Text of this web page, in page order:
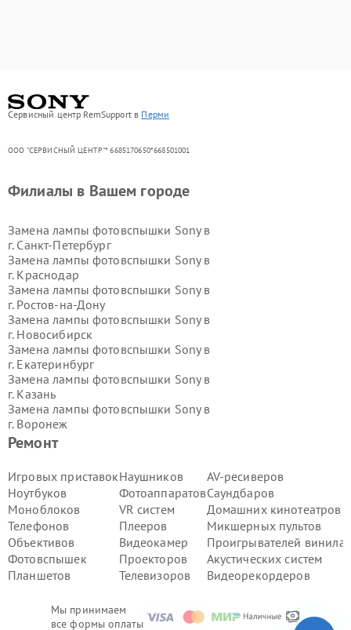
Сервисный центр RemSupport в Перми
ООО "СЕРВИСНЫЙ ЦЕНТР"* 6685170650*668501001
Мы принимаем
все формы оплаты
Ремонт
Игровых приставок
Ноутбуков
Моноблоков
Телефонов
Объективов
Фотовспышек
Планшетов
Наушников
Фотоаппаратов
VR систем
Плееров
Видеокамер
Проекторов
Телевизоров
AV-ресиверов
Саундбаров
Домашних кинотеатров
Микшерных пультов
Проигрывателей винила
Акустических систем
Видеорекордеров
Филиалы в Вашем городе
Замена лампы фотовспышки Sony в
г. Санкт-Петербург
Замена лампы фотовспышки Sony в
г. Краснодар
Замена лампы фотовспышки Sony в
г. Ростов-на-Дону
Замена лампы фотовспышки Sony в
г. Новосибирск
Замена лампы фотовспышки Sony в
г. Екатеринбург
Замена лампы фотовспышки Sony в
г. Казань
Замена лампы фотовспышки Sony в
г. Воронеж
Замена лампы фотовспышки Sony в
г. Волгоград
г.Самара
Замена лампы фотовспышки Sony в
г.Пермь
Замена лампы фотовспышки Sony в
г.Красноярск
Замена лампы фотовспышки Sony в
г.Ижевск
Замена лампы фотовспышки Sony в
Челябинск
Замена лампы фотовспышки Sony в